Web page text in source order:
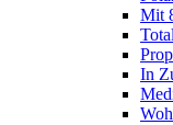
Mit
In